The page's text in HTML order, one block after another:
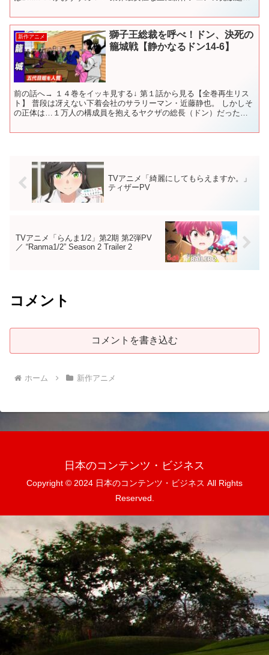
新作アニメ
獅子王総裁を呼べ！ドン、決死の
籠城戦【静かなるドン14-6】
前の話へ→ １４巻をイッキ見する↓ 第１話から見る【全巻再生リス
ト】 普段は冴えない下着会社のサラリーマン・近藤静也。 しかしそ
の正体は…１万人の構成員を抱えるヤクザの総長（ドン）だった！
TVアニメ「綺麗にしてもらえますか。」
ティザーPV
TVアニメ「らんま1/2」第2期 第2弾PV
／ “Ranma1/2” Season 2 Trailer 2
コメント
コメントを書き込む
ホーム 新作アニメ
日本のコンテンツ・ビジネス
Copyright © 2024 日本のコンテンツ・ビジネス All Rights
Reserved.